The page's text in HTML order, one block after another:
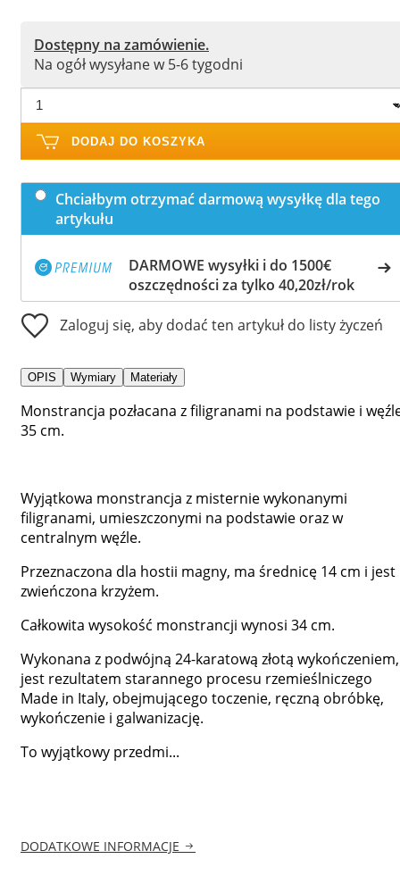
Dostępny na zamówienie.
Na ogół wysyłane w 5-6 tygodni
DODAJ DO KOSZYKA
Chciałbym otrzymać darmową wysyłkę dla tego
artykułu
DARMOWE wysyłki i do 1500€
oszczędności za tylko 40,20zł/rok
Zaloguj się, aby dodać ten artykuł do listy życzeń
OPIS Wymiary Materiały
Monstrancja pozłacana z filigranami na podstawie i
35 cm.
Wyjątkowa monstrancja z misternie wykonanymi
filigranami, umieszczonymi na podstawie oraz w
centralnym węźle.
Przeznaczona dla hostii magny, ma średnicę 14 cm i jest
zwieńczona krzyżem.
Całkowita wysokość monstrancji wynosi 34 cm.
Wykonana z podwójną 24-karatową złotą wykończeniem,
jest rezultatem starannego procesu rzemieślniczego
Made in Italy, obejmującego toczenie, ręczną obróbkę,
wykończenie i galwanizację.
To wyjątkowy przedmi...
DODATKOWE INFORMACJE